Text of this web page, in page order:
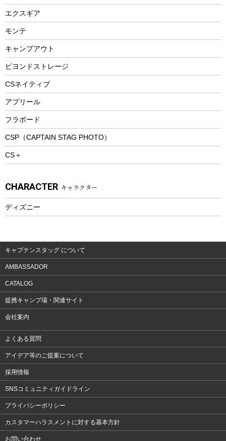
トレー
ランチョンマット
ランチボックス
エアーポンプ
ビーチテント
ウィンター
スノーシュー
防寒ウェア
トレッキング
トレッキングアクセサリー
プレイグッズ
ウェルネス
ウェア、タオル
ウェア
エクスギア
モンテ
キャンプアウト
ビヨンドストレージ
CSネイティブ
アプリール
フラボード
CSP（CAPTAIN STAG PHOTO）
CS＋
CHARACTER キャラクター
ディズニー
キャプテンスタッグ について
AMBASSADOR
CATALOG
提携キャンプ場・関連サイト
会社案内
よくある質問
アイデア等のご提案について
採用情報
SNSコミュニティガイドライン
プライバシーポリシー
カスタマーハラスメントに対する基本方針
お問い合わせ